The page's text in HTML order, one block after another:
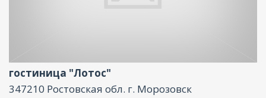
гостиница "Лотос"
347210 Ростовская обл. г. Морозовск